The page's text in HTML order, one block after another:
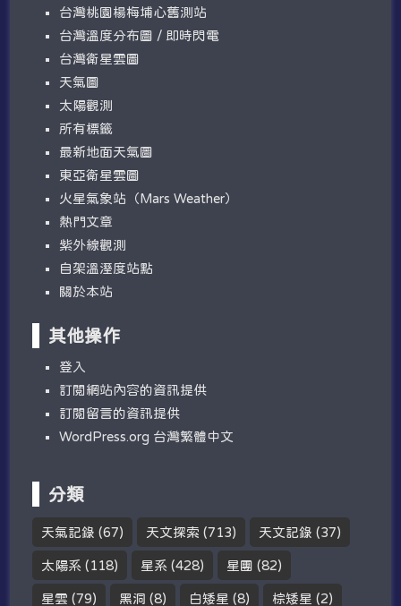
台灣桃園楊梅埔心舊測站
台灣溫度分布圖 / 即時閃電
台灣衛星雲圖
天氣圖
太陽觀測
所有標籤
最新地面天氣圖
東亞衛星雲圖
火星氣象站（Mars Weather）
熱門文章
紫外線觀測
自架溫溼度站點
關於本站
其他操作
登入
訂閱網站內容的資訊提供
訂閱留言的資訊提供
WordPress.org 台灣繁體中文
分類
天氣記錄 (67) 天文探索 (713) 天文記錄 (37)
太陽系 (118) 星系 (428) 星團 (82)
星雲 (79) 黑洞 (8) 白矮星 (8) 棕矮星 (2)